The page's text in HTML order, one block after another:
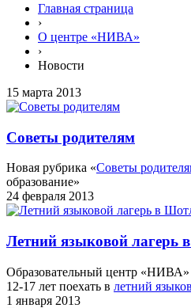
Главная страница
›
О центре «НИВА»
›
Новости
15 марта 2013
Советы родителям
Новая рубрика «Советы
образование»
24 февраля 2013
Летний языковой лагерь
Образовательный центр «НИВА»
12-17 лет поехать в летний
1 января 2013